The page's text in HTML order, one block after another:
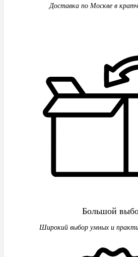
Доставка по Москве в
Большой
Широкий выбор умных и